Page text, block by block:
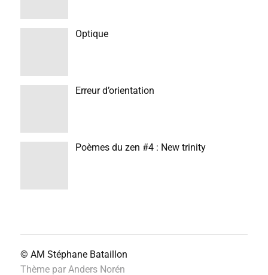
Optique
Erreur d’orientation
Poèmes du zen #4 : New trinity
© AM Stéphane Bataillon
Thème par Anders Norén